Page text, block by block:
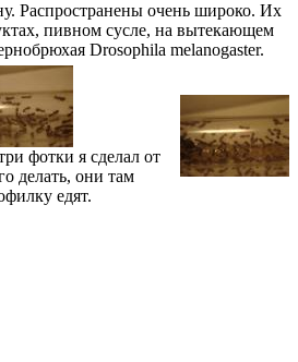
Распространены очень широко. Их
пивном сусле, на вытекающем
Drosophila melanogaster.
фотки я сделал от
делать, они там
едят.